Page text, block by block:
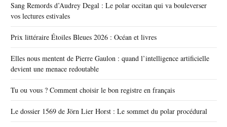
Sang Remords d’Audrey Degal : Le polar occitan qui va bouleverser
vos lectures estivales
Prix littéraire Étoiles Bleues 2026 : Océan et livres
Elles nous mentent de Pierre Gaulon : quand l’intelligence artificielle
devient une menace redoutable
Tu ou vous ? Comment choisir le bon registre en français
Le dossier 1569 de Jörn Lier Horst : Le sommet du polar procédural